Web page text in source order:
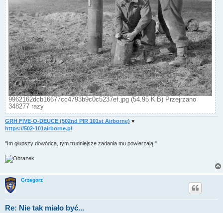
9962162dcb16677cc4793b9c0c5237ef.jpg (54.95 KiB) Przejrzano
348277 razy
GRH FIVE-O-DEUCE (502nd PIR 101st Airborne) ♥
https://502-101airborne.pl
"Im głupszy dowódca, tym trudniejsze zadania mu powierzają."
Grzegorz
Re: Nie tak miało być...